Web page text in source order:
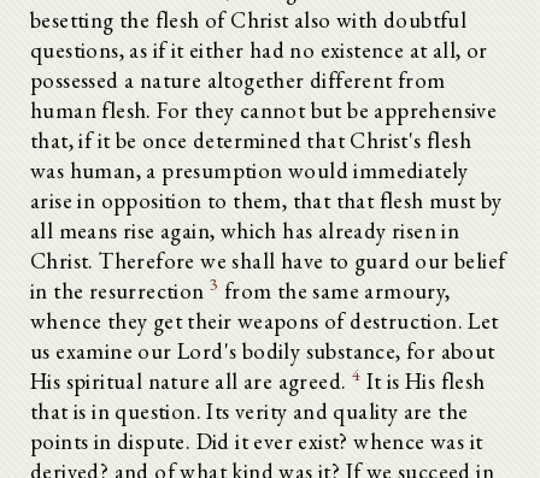
besetting the flesh of Christ also with doubtful
questions, as if it either had no existence at all, or
possessed a nature altogether different from
human flesh. For they cannot but be apprehensive
that, if it be once determined that Christ's flesh
was human, a presumption would immediately
arise in opposition to them, that that flesh must by
all means rise again, which has already risen in
Christ. Therefore we shall have to guard our belief
in the resurrection 3 from the same armoury,
whence they get their weapons of destruction. Let
us examine our Lord's bodily substance, for about
His spiritual nature all are agreed. 4 It is His flesh
that is in question. Its verity and quality are the
points in dispute. Did it ever exist? whence was it
derived? and of what kind was it? If we succeed in